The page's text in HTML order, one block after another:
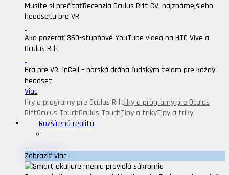
Musíte si prečítaťRecenzia Oculus Rift CV, najznámejšieho
headsetu pre VR
Ako pozerať 360-stupňové YouTube videa na HTC Vive a
Oculus Rift
Hra pre VR: InCell – horská dráha ľudským telom pre každý
headset
Viac
Hry a programy pre Oculus RiftHry a programy pre Oculus
RiftOculus TouchOculus TouchTipy a trikyTipy a triky
Rozšírená realita
Zobraziť viac